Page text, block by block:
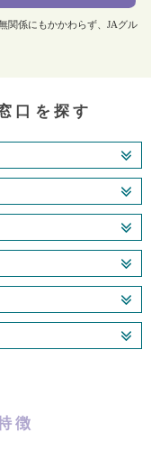
関係にもかかわらず、JAグル
口を探す
徴